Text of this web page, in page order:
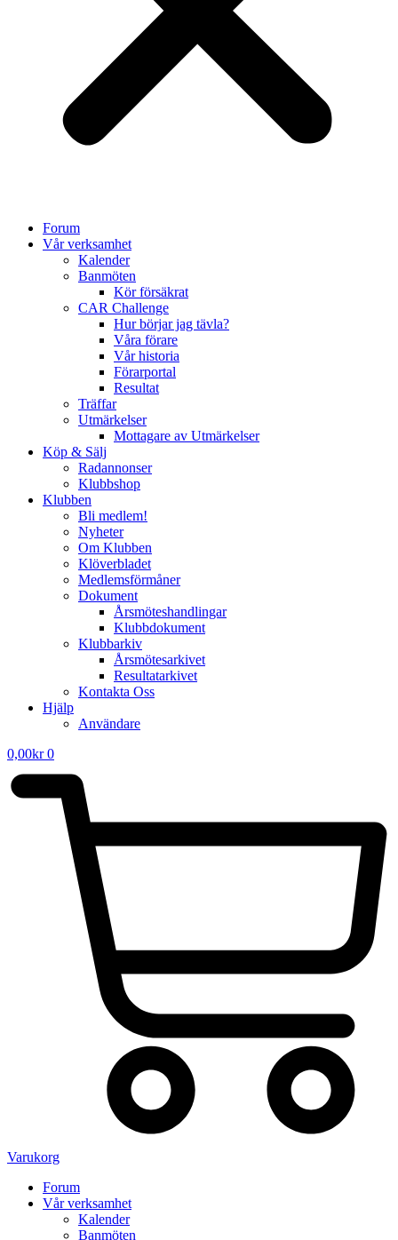
Forum
Vår verksamhet
Kalender
Banmöten
Kör försäkrat
CAR Challenge
Hur börjar jag tävla?
Våra förare
Vår historia
Förarportal
Resultat
Träffar
Utmärkelser
Mottagare av Utmärkelser
Köp & Sälj
Radannonser
Klubbshop
Klubben
Bli medlem!
Nyheter
Om Klubben
Klöverbladet
Medlemsförmåner
Dokument
Årsmöteshandlingar
Klubbdokument
Klubbarkiv
Årsmötesarkivet
Resultatarkivet
Kontakta Oss
Hjälp
Användare
0,00kr 0
Varukorg
Forum
Vår verksamhet
Kalender
Banmöten